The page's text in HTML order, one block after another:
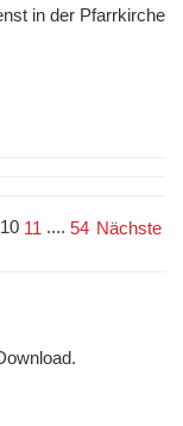
in der Pfarrkirche
10 11 .... 54 Nächste